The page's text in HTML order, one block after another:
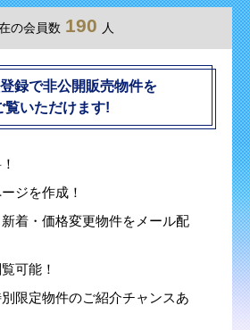
の会員数 190 人
録で非公開販売物件を
覧いただけます!
ジを作成！
着・価格変更物件をメール配
可能！
限定物件のご紹介チャンスあ